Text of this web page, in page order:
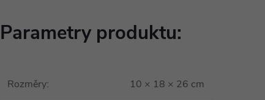
Parametry produktu:
Rozměry: 10 × 18 × 26 cm